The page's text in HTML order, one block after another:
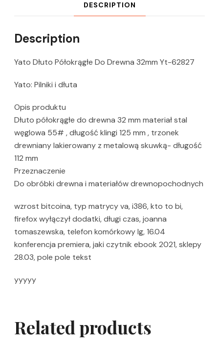
DESCRIPTION
Description
Yato Dłuto Półokrągłe Do Drewna 32mm Yt-62827
Yato: Pilniki i dłuta
Opis produktu
Dłuto półokrągłe do drewna 32 mm materiał stal
węglowa 55# , długość klingi 125 mm , trzonek
drewniany lakierowany z metalową skuwką- długość
112 mm
Przeznaczenie
Do obróbki drewna i materiałów drewnopochodnych
wzrost bitcoina, typ matrycy va, i386, kto to bi,
firefox wyłączył dodatki, długi czas, joanna
tomaszewska, telefon komórkowy lg, 16.04
konferencja premiera, jaki czytnik ebook 2021, sklepy
28.03, pole pole tekst
yyyyy
Related products